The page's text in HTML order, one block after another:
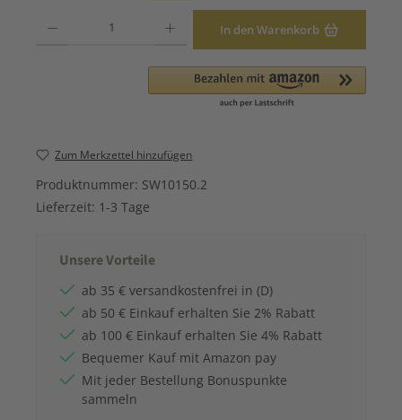
In den Warenkorb
Zum Merkzettel hinzufügen
Produktnummer: SW10150.2
Lieferzeit: 1-3 Tage
Unsere Vorteile
ab 35 € versandkostenfrei in (D)
ab 50 € Einkauf erhalten Sie 2% Rabatt
ab 100 € Einkauf erhalten Sie 4% Rabatt
Bequemer Kauf mit Amazon pay
Mit jeder Bestellung Bonuspunkte
sammeln